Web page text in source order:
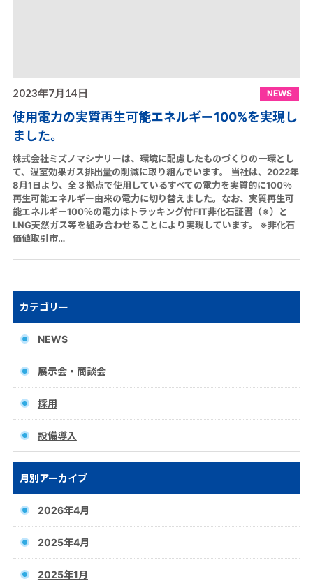
2023年7月14日 NEWS
使用電力の実質再生可能エネルギー100%を実現し
ました。
株式会社ミズノマシナリーは、環境に配慮したものづくりの一環とし
て、温室効果ガス排出量の削減に取り組んでいます。 当社は、2022年
8月1日より、全３拠点で使用しているすべての電力を実質的に100％
再生可能エネルギー由来の電力に切り替えました。なお、実質再生可
能エネルギー100％の電力はトラッキング付FIT非化石証書（※）と
LNG天然ガス等を組み合わせることにより実現しています。 ※非化石
価値取引市…
カテゴリー
NEWS
展示会・商談会
採用
設備導入
月別アーカイブ
2026年4月
2025年4月
2025年1月